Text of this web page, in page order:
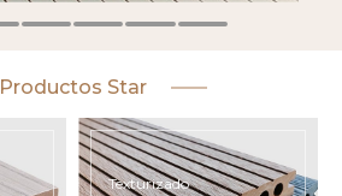
Productos Star
Texturizado